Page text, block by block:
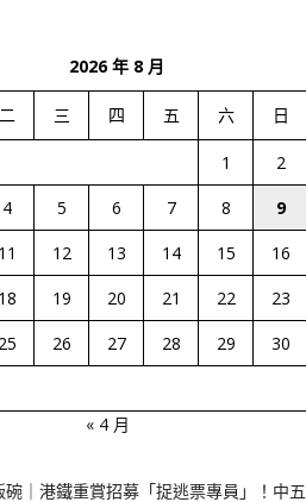
2026 年 8 月
二 三 四 五 六 日
1
2
4 5 6 7 8
9
11 12 13 14 15
16
18 19 20 21 22
23
25 26 27 28 29
30
« 4 月
碗｜港鐵重賞招募「捉逃票專員」！中五